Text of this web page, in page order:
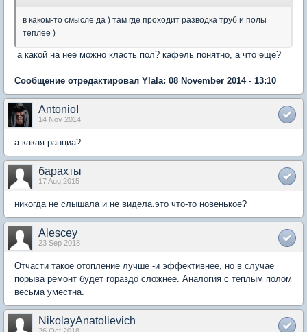
в каком-то смысле да ) там где проходит разводка труб и полы
теплее )
а какой на нее можно класть пол? кафель понятно, а что еще?
Сообщение отредактировал Ylala: 08 November 2014 - 13:10
AntonioI
14 Nov 2014
а какая ранциа?
барахты
17 Aug 2015
никогда не слышала и не видела.это что-то новенькое?
Alescey
23 Sep 2018
Отчасти такое отопление лучше -и эффективнее, но в случае
порыва ремонт будет гораздо сложнее. Аналогия с теплым полом
весьма уместна.
NikolayAnatolievich